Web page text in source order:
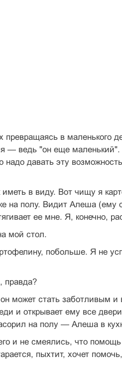
в маленького
— ведь "он еще
надо давать эту
в виду. Вот чищу я
на полу. Видит Алеша (ему
ее мне. Я, конечно,
мой стол.
побольше. Я не
правда?
может стать заботливым
и открывает ему все
на полу — Алеша в
и не смеялись, что помощь
пыхтит, хочет